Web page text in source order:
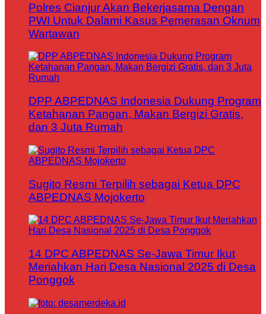
Polres Cianjur Akan Bekerjasama Dengan
PWI Untuk Dalami Kasus Pemerasan Oknum
Wartawan
DPP ABPEDNAS Indonesia Dukung Program
Ketahanan Pangan, Makan Bergizi Gratis,
dan 3 Juta Rumah
Sugito Resmi Terpilih sebagai Ketua DPC
ABPEDNAS Mojokerto
14 DPC ABPEDNAS Se-Jawa Timur Ikut
Meriahkan Hari Desa Nasional 2025 di Desa
Ponggok